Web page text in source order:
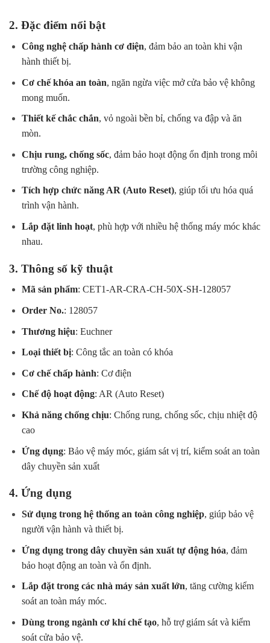
2. Đặc điểm nổi bật
Công nghệ chấp hành cơ điện, đảm bảo an toàn khi vận
hành thiết bị.
Cơ chế khóa an toàn, ngăn ngừa việc mở cửa bảo vệ không
mong muốn.
Thiết kế chắc chắn, vỏ ngoài bền bỉ, chống va đập và ăn
mòn.
Chịu rung, chống sốc, đảm bảo hoạt động ổn định trong môi
trường công nghiệp.
Tích hợp chức năng AR (Auto Reset), giúp tối ưu hóa quá
trình vận hành.
Lắp đặt linh hoạt, phù hợp với nhiều hệ thống máy móc khác
nhau.
3. Thông số kỹ thuật
Mã sản phẩm: CET1-AR-CRA-CH-50X-SH-128057
Order No.: 128057
Thương hiệu: Euchner
Loại thiết bị: Công tắc an toàn có khóa
Cơ chế chấp hành: Cơ điện
Chế độ hoạt động: AR (Auto Reset)
Khả năng chống chịu: Chống rung, chống sốc, chịu nhiệt độ
cao
Ứng dụng: Bảo vệ máy móc, giám sát vị trí, kiểm soát an toàn
dây chuyền sản xuất
4. Ứng dụng
Sử dụng trong hệ thống an toàn công nghiệp, giúp bảo vệ
người vận hành và thiết bị.
Ứng dụng trong dây chuyền sản xuất tự động hóa, đảm
bảo hoạt động an toàn và ổn định.
Lắp đặt trong các nhà máy sản xuất lớn, tăng cường kiểm
soát an toàn máy móc.
Dùng trong ngành cơ khí chế tạo, hỗ trợ giám sát và kiểm
soát cửa bảo vệ.